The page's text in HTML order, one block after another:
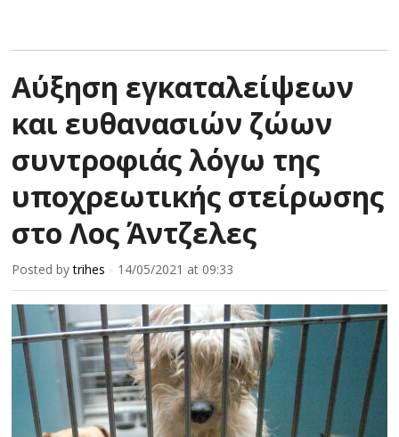
Αύξηση εγκαταλείψεων
και ευθανασιών ζώων
συντροφιάς λόγω της
υποχρεωτικής στείρωσης
στο Λος Άντζελες
Posted bytrihes 14/05/2021 at 09:33